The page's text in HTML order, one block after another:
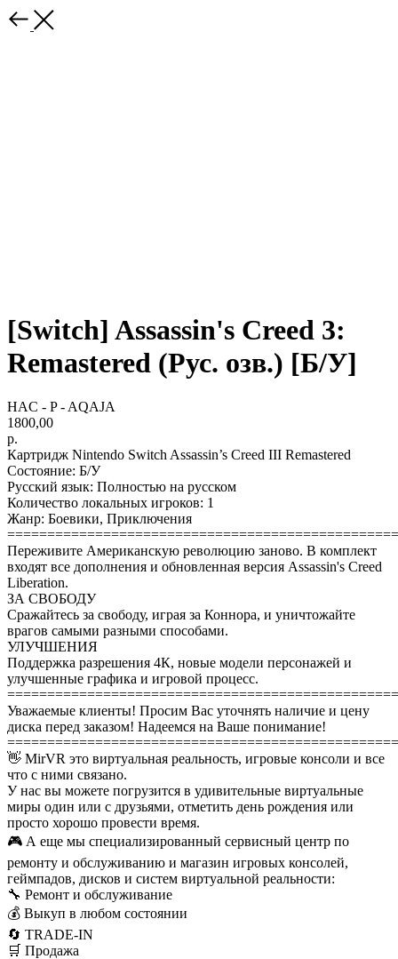
[Switch] Assassin's Creed 3:
Remastered (Рус. озв.) [Б/У]
HAC - P - AQAJA
1800,00
р.
Картридж Nintendo Switch Assassin’s Creed III Remastered
Состояние: Б/У
Русский язык: Полностью на русском
Количество локальных игроков: 1
Жанр: Боевики, Приключения
Переживите Американскую революцию заново. В комплект
входят все дополнения и обновленная версия Assassin's Creed
Liberation.
ЗА СВОБОДУ
Сражайтесь за свободу, играя за Коннора, и уничтожайте
врагов самыми разными способами.
УЛУЧШЕНИЯ
Поддержка разрешения 4К, новые модели персонажей и
улучшенные графика и игровой процесс.
Уважаемые клиенты! Просим Вас уточнять наличие и цену
диска перед заказом! Надеемся на Ваше понимание!
👋 MirVR это виртуальная реальность, игровые консоли и все
что с ними связано.
У нас вы можете погрузится в удивительные виртуальные
миры один или с друзьями, отметить день рождения или
просто хорошо провести время.
🎮 А еще мы специализированный сервисный центр по
ремонту и обслуживанию и магазин игровых консолей,
геймпадов, дисков и систем виртуальной реальности:
🔧 Ремонт и обслуживание
💰 Выкуп в любом состоянии
🔄 TRADE-IN
🛒 Продажа